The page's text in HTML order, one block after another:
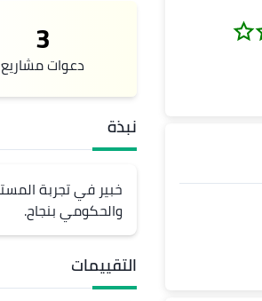
3
دعوات مشاريع
نبذة
والحكومي بنجاح.
التقييمات